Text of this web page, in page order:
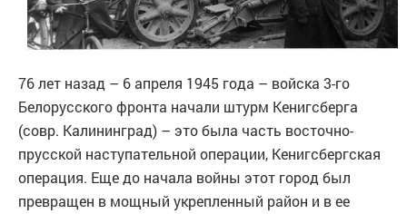
76 лет назад – 6 апреля 1945 года – войска 3-го
Белорусского фронта начали штурм Кенигсберга
(совр. Калининград) – это была часть восточно-
прусской наступательной операции, Кенигсбергская
операция. Еще до начала войны этот город был
превращен в мощный укрепленный район и в ее